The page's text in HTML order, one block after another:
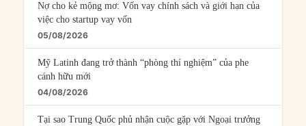
Nợ cho kẻ mộng mơ: Vốn vay chính sách và giới hạn của
việc cho startup vay vốn
05/08/2026
Mỹ Latinh đang trở thành “phòng thí nghiệm” của phe
cánh hữu mới
04/08/2026
Tại sao Trung Quốc phủ nhận cuộc gặp với Ngoại trưởng